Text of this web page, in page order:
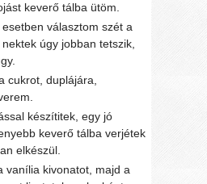
keverő tálba ütöm.
választom szét a
úgy jobban tetszik,
cukrot, duplájára,
készítitek, egy jó
keverő tálba verjétek
elkészül.
vanília kivonatot, majd a